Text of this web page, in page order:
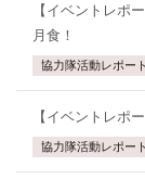
【イベントレポ
月食！
協力隊活動レポート
【イベントレポ
協力隊活動レポート